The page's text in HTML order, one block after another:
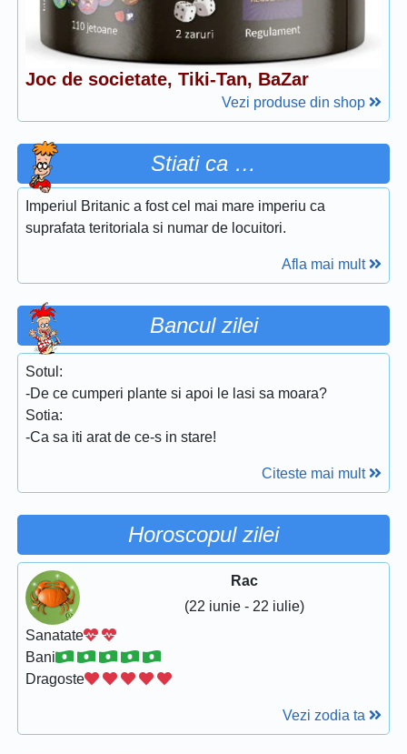
Joc de societate, Tiki-Tan, BaZar
Vezi produse din shop
Stiati ca …
Imperiul Britanic a fost cel mai mare imperiu ca
suprafata teritoriala si numar de locuitori.
Afla mai mult
Bancul zilei
Sotul:
-De ce cumperi plante si apoi le lasi sa moara?
Sotia:
-Ca sa iti arat de ce-s in stare!
Citeste mai mult
Horoscopul zilei
Rac
(22 iunie - 22 iulie)
Sanatate
Bani
Dragoste
Vezi zodia ta